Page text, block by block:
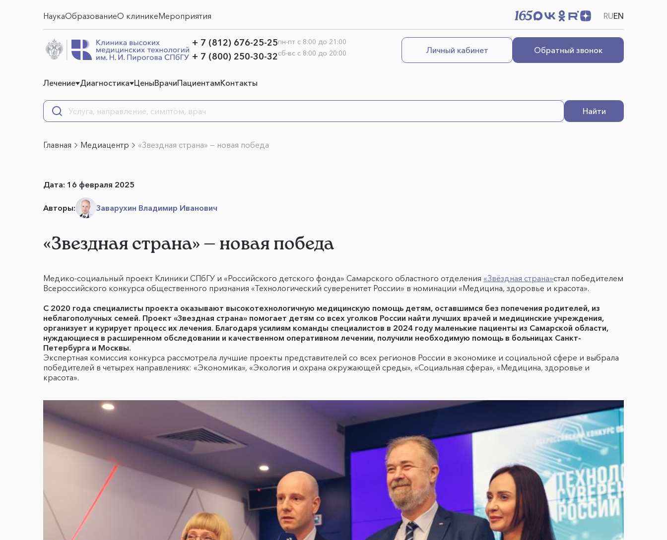
НаукаОбразованиеО клиникеМероприятия RUEN
+ 7 (812) 676-25-25
+ 7 (800) 250-30-32
пн-пт с 8:00 до 21:00
сб-вс с 8:00 до 20:00
Обратный звонок
Личный кабинет
Лечение Диагностика ЦеныВрачиПациентамКонтакты
Найти
Главная Медиацентр «Звездная страна» — новая победа
Дата: 16 февраля 2025
Авторы: Заварухин Владимир Иванович
«Звездная страна» — новая победа
Медико-социальный проект Клиники СПбГУ и «Российского детского фонда» Самарского областного отделения «Звёздная страна»стал победителем
Всероссийского конкурса общественного признания «Технологический суверенитет России» в номинации «Медицина, здоровье и красота».
С 2020 года специалисты проекта оказывают высокотехнологичную медицинскую помощь детям, оставшимся без попечения родителей, из
неблагополучных семей. Проект «Звездная страна» помогает детям со всех уголков России найти лучших врачей и медицинские учреждения,
организует и курирует процесс их лечения. Благодаря усилиям команды специалистов в 2024 году маленькие пациенты из Самарской области,
нуждающиеся в расширенном обследовании и качественном оперативном лечении, получили необходимую помощь в больницах Санкт-
Петербурга и Москвы.
Экспертная комиссия конкурса рассмотрела лучшие проекты представителей со всех регионов России в экономике и социальной сфере и выбрала
победителей в четырех направлениях: «Экономика», «Экология и охрана окружающей среды», «Социальная сфера», «Медицина, здоровье и
красота».